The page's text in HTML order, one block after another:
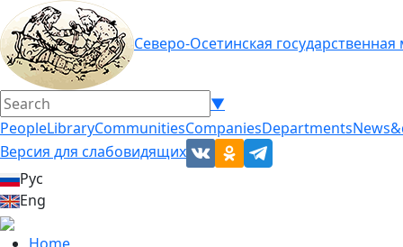
Северо-Осетинская
▼
PeopleLibraryCommunitiesCompaniesDepartments
Версия для слабовидящих
Рус
Eng